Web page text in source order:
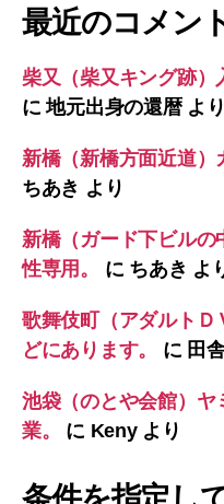
最近のコメン
柴又（柴又キング跡）
に地元出身の還暦より
新橋（新橋方面近道）
ちあき より
新橋（ガード下ビルの
性専用。
に ちあき よ
歌舞伎町（アダルトＤ
どにあります。
に 田
池袋（のとや会館）ヤ
業。
に Kenyより